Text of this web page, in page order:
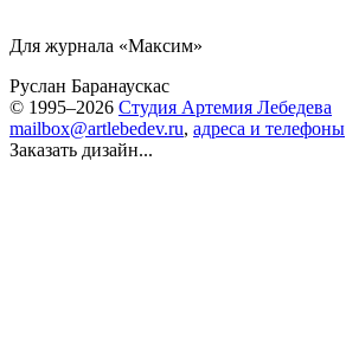
Для журнала «Максим»
Руслан Баранаускас
© 1995–2026 Студия Артемия Лебедева
mailbox@artlebedev.ru, адреса и телефоны
Заказать дизайн...